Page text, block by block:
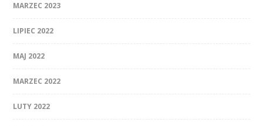
MARZEC 2023
LIPIEC 2022
MAJ 2022
MARZEC 2022
LUTY 2022